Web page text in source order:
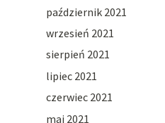
październik 2021
wrzesień 2021
sierpień 2021
lipiec 2021
czerwiec 2021
maj 2021